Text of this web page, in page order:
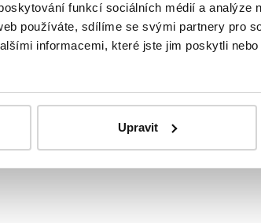
funkcí sociálních médií a analýze
používáte, sdílíme se svými partnery pro
informacemi, které jste jim poskytli
Upravit